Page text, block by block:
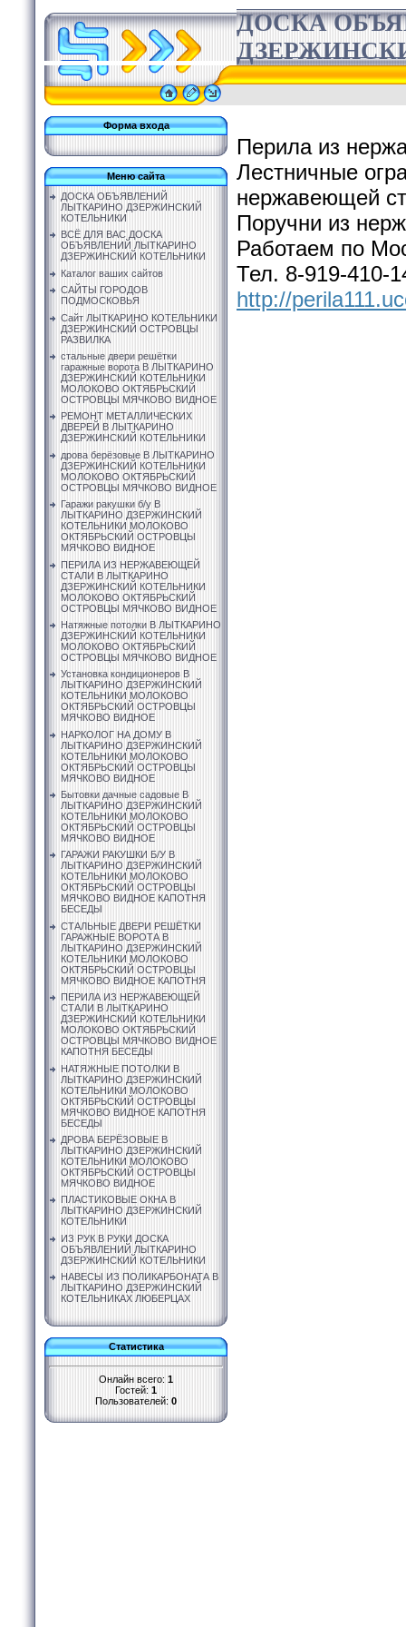
ДОСКА
Форма входа
Меню сайта
ДОСКА ОБЪЯВЛЕНИЙ
ЛЫТКАРИНО ДЗЕРЖИНСКИЙ
КОТЕЛЬНИКИ
ВСЁ ДЛЯ ВАС ДОСКА
ОБЪЯВЛЕНИЙ ЛЫТКАРИНО
ДЗЕРЖИНСКИЙ КОТЕЛЬНИКИ
Каталог ваших сайтов
САЙТЫ ГОРОДОВ
ПОДМОСКОВЬЯ
Сайт ЛЫТКАРИНО КОТЕЛЬНИКИ
ДЗЕРЖИНСКИЙ ОСТРОВЦЫ
РАЗВИЛКА
стальные двери решётки
гаражные ворота В ЛЫТКАРИНО
ДЗЕРЖИНСКИЙ КОТЕЛЬНИКИ
МОЛОКОВО ОКТЯБРЬСКИЙ
ОСТРОВЦЫ МЯЧКОВО ВИДНОЕ
РЕМОНТ МЕТАЛЛИЧЕСКИХ
ДВЕРЕЙ В ЛЫТКАРИНО
ДЗЕРЖИНСКИЙ КОТЕЛЬНИКИ
дрова берёзовые В ЛЫТКАРИНО
ДЗЕРЖИНСКИЙ КОТЕЛЬНИКИ
МОЛОКОВО ОКТЯБРЬСКИЙ
ОСТРОВЦЫ МЯЧКОВО ВИДНОЕ
Гаражи ракушки б/у В
ЛЫТКАРИНО ДЗЕРЖИНСКИЙ
КОТЕЛЬНИКИ МОЛОКОВО
ОКТЯБРЬСКИЙ ОСТРОВЦЫ
МЯЧКОВО ВИДНОЕ
ПЕРИЛА ИЗ НЕРЖАВЕЮЩЕЙ
СТАЛИ В ЛЫТКАРИНО
ДЗЕРЖИНСКИЙ КОТЕЛЬНИКИ
МОЛОКОВО ОКТЯБРЬСКИЙ
ОСТРОВЦЫ МЯЧКОВО ВИДНОЕ
Натяжные потолки В ЛЫТКАРИНО
ДЗЕРЖИНСКИЙ КОТЕЛЬНИКИ
МОЛОКОВО ОКТЯБРЬСКИЙ
ОСТРОВЦЫ МЯЧКОВО ВИДНОЕ
Установка кондиционеров В
ЛЫТКАРИНО ДЗЕРЖИНСКИЙ
КОТЕЛЬНИКИ МОЛОКОВО
ОКТЯБРЬСКИЙ ОСТРОВЦЫ
МЯЧКОВО ВИДНОЕ
НАРКОЛОГ НА ДОМУ В
ЛЫТКАРИНО ДЗЕРЖИНСКИЙ
КОТЕЛЬНИКИ МОЛОКОВО
ОКТЯБРЬСКИЙ ОСТРОВЦЫ
МЯЧКОВО ВИДНОЕ
Бытовки дачные садовые В
ЛЫТКАРИНО ДЗЕРЖИНСКИЙ
КОТЕЛЬНИКИ МОЛОКОВО
ОКТЯБРЬСКИЙ ОСТРОВЦЫ
МЯЧКОВО ВИДНОЕ
ГАРАЖИ РАКУШКИ Б/У В
ЛЫТКАРИНО ДЗЕРЖИНСКИЙ
КОТЕЛЬНИКИ МОЛОКОВО
ОКТЯБРЬСКИЙ ОСТРОВЦЫ
МЯЧКОВО ВИДНОЕ КАПОТНЯ
БЕСЕДЫ
СТАЛЬНЫЕ ДВЕРИ РЕШЁТКИ
ГАРАЖНЫЕ ВОРОТА В
ЛЫТКАРИНО ДЗЕРЖИНСКИЙ
КОТЕЛЬНИКИ МОЛОКОВО
ОКТЯБРЬСКИЙ ОСТРОВЦЫ
МЯЧКОВО ВИДНОЕ КАПОТНЯ
ПЕРИЛА ИЗ НЕРЖАВЕЮЩЕЙ
СТАЛИ В ЛЫТКАРИНО
ДЗЕРЖИНСКИЙ КОТЕЛЬНИКИ
МОЛОКОВО ОКТЯБРЬСКИЙ
ОСТРОВЦЫ МЯЧКОВО ВИДНОЕ
КАПОТНЯ БЕСЕДЫ
НАТЯЖНЫЕ ПОТОЛКИ В
ЛЫТКАРИНО ДЗЕРЖИНСКИЙ
КОТЕЛЬНИКИ МОЛОКОВО
ОКТЯБРЬСКИЙ ОСТРОВЦЫ
МЯЧКОВО ВИДНОЕ КАПОТНЯ
БЕСЕДЫ
ДРОВА БЕРЁЗОВЫЕ В
ЛЫТКАРИНО ДЗЕРЖИНСКИЙ
КОТЕЛЬНИКИ МОЛОКОВО
ОКТЯБРЬСКИЙ ОСТРОВЦЫ
МЯЧКОВО ВИДНОЕ
ПЛАСТИКОВЫЕ ОКНА В
ЛЫТКАРИНО ДЗЕРЖИНСКИЙ
КОТЕЛЬНИКИ
ИЗ РУК В РУКИ ДОСКА
ОБЪЯВЛЕНИЙ ЛЫТКАРИНО
ДЗЕРЖИНСКИЙ КОТЕЛЬНИКИ
НАВЕСЫ ИЗ ПОЛИКАРБОНАТА В
ЛЫТКАРИНО ДЗЕРЖИНСКИЙ
КОТЕЛЬНИКАХ ЛЮБЕРЦАХ
Статистика
Онлайн всего: 1
Гостей: 1
Пользователей: 0
Перила из
Лестничные
нержавеющей
Поручни из
Работаем по
Тел. 8-919-410-
http://